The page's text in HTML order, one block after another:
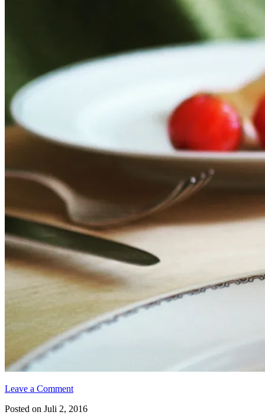
Leave a Comment
Posted on Juli 2, 2016